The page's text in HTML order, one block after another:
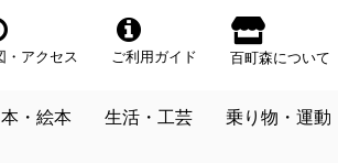
・アクセス ご利用ガイド 百町森について
本・絵本 生活・工芸 乗り物・運動